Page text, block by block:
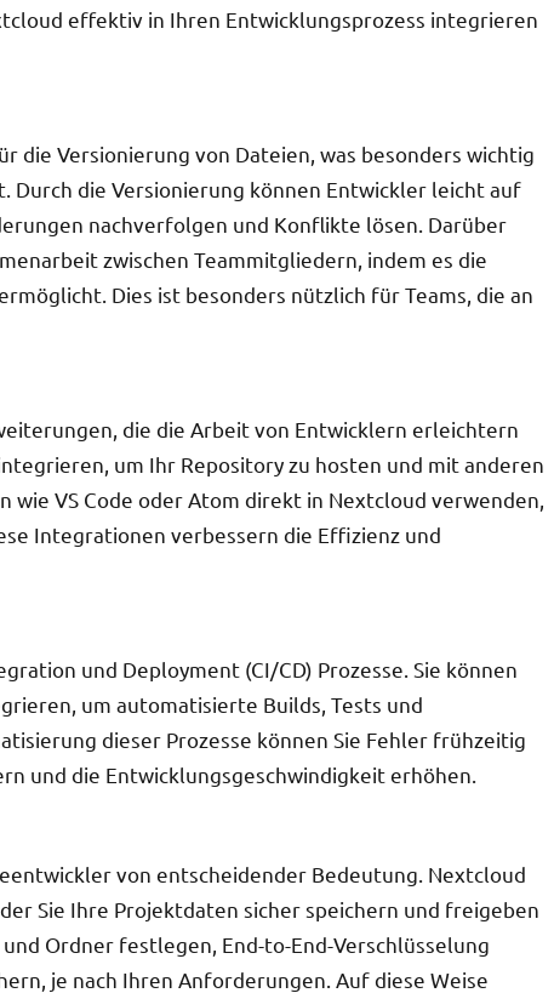
effektiv in Ihren Entwicklungsprozess integrieren
Versionierung von Dateien, was besonders wichtig
Durch die Versionierung können Entwickler leicht auf
nachverfolgen und Konflikte lösen. Darüber
zwischen Teammitgliedern, indem es die
Dies ist besonders nützlich für Teams, die an
die die Arbeit von Entwicklern erleichtern
um Ihr Repository zu hosten und mit anderen
wie VS Code oder Atom direkt in Nextcloud verwenden,
Integrationen verbessern die Effizienz und
und Deployment (CI/CD) Prozesse. Sie können
um automatisierte Builds, Tests und
dieser Prozesse können Sie Fehler frühzeitig
und die Entwicklungsgeschwindigkeit erhöhen.
von entscheidender Bedeutung. Nextcloud
Sie Ihre Projektdaten sicher speichern und freigeben
Ordner festlegen, End-to-End-Verschlüsselung
je nach Ihren Anforderungen. Auf diese Weise